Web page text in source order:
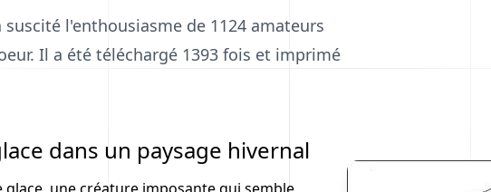
suscité l'enthousiasme de 1124 amateurs
Il a été téléchargé 1393 fois et imprimé
dans un paysage hivernal